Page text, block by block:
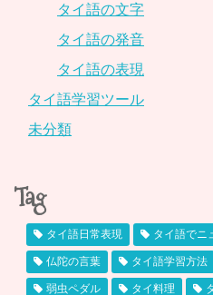
タイ語の文字
タイ語の発音
タイ語の表現
タイ語学習ツール
未分類
Tag
タイ語日常表現 タイ語でニ
仏陀の言葉 タイ語学習方法
弱虫ペダル タイ料理